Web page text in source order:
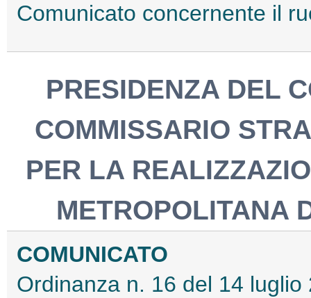
Comunicato concernente il
PRESIDENZA DEL
COMMISSARIO
PER LA
METROPOLITANA
COMUNICATO
Ordinanza n. 16 del 14